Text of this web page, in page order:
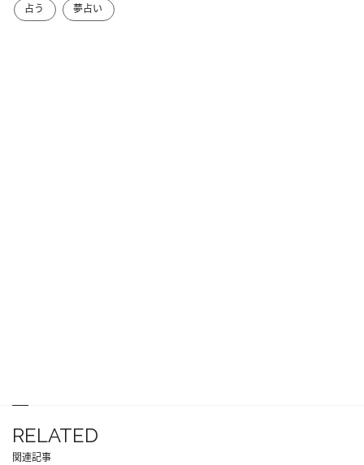
占う
夢占い
RELATED
関連記事